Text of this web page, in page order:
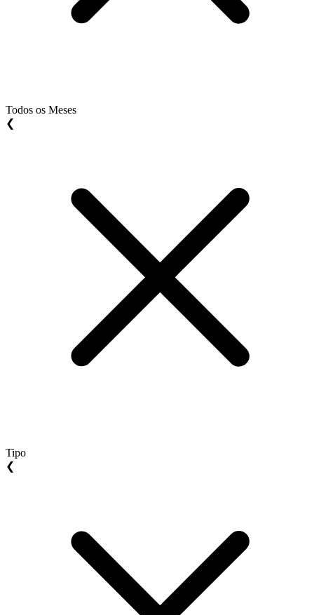
Todos os Meses
❮
Tipo
❮